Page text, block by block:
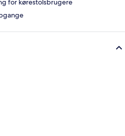
for kørestolsbrugere